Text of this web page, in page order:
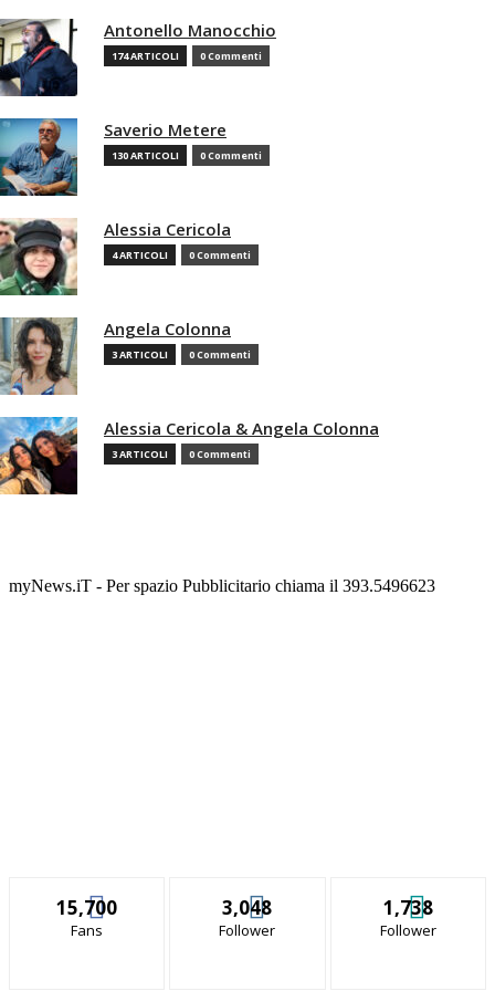
Antonello Manocchio
174 ARTICOLI 0 Commenti
Saverio Metere
130 ARTICOLI 0 Commenti
Alessia Cericola
4 ARTICOLI 0 Commenti
Angela Colonna
3 ARTICOLI 0 Commenti
Alessia Cericola & Angela Colonna
3 ARTICOLI 0 Commenti
myNews.iT - Per spazio Pubblicitario chiama il 393.5496623
15,700
Fans
3,048
Follower
1,738
Follower